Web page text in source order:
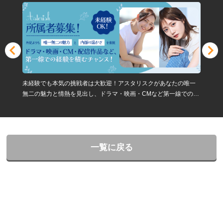
未経験でも本気の挑戦者は大歓迎！アスタリスクがあなたの唯一
無二の魅力と情熱を見出し、ドラマ・映画・CMなど第一線での活
一覧に戻る